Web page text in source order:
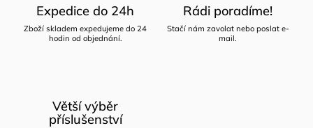
Expedice do 24h
Zboží skladem expedujeme do 24
hodin od objednání.
Rádi poradíme!
Stačí nám zavolat nebo poslat e-
mail.
Větší výběr
příslušenství